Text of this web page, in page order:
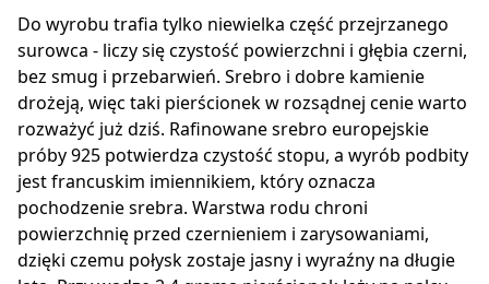
Do wyrobu trafia tylko niewielka część przejrzanego
surowca - liczy się czystość powierzchni i głębia czerni,
bez smug i przebarwień. Srebro i dobre kamienie
drożeją, więc taki pierścionek w rozsądnej cenie warto
rozważyć już dziś. Rafinowane srebro europejskie
próby 925 potwierdza czystość stopu, a wyrób podbity
jest francuskim imiennikiem, który oznacza
pochodzenie srebra. Warstwa rodu chroni
powierzchnię przed czernieniem i zarysowaniami,
dzięki czemu połysk zostaje jasny i wyraźny na długie